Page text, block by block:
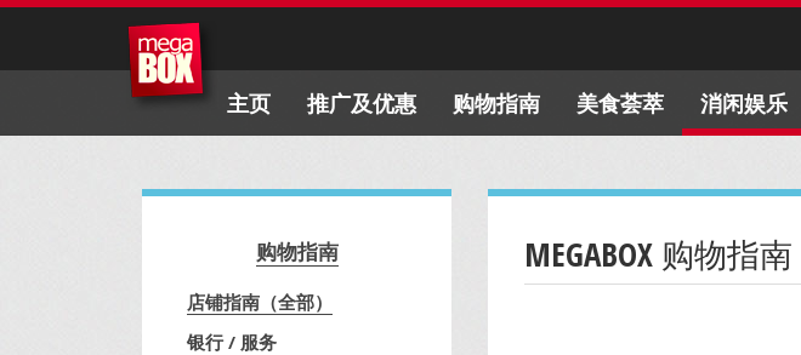
主页 推广及优惠 购物指南 美食荟萃 消闲娱乐
购物指南
店铺指南（全部）
银行 / 服务
MEGABOX 购物指南